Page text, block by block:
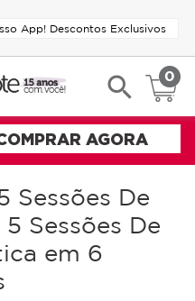
App! Descontos Exclusivos
search 0
Sessões De
Sessões De
em 6
AGORA